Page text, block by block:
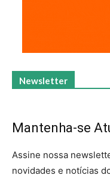
Mantenha-se
Assine nossa